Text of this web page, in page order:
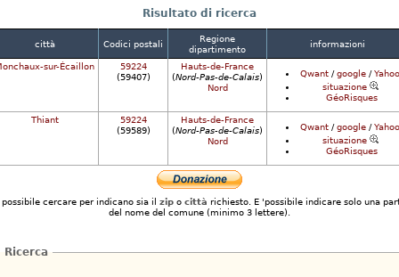
Risultato di ricerca
città Codici postali
Regione
dipartimento
informazioni
sur-Écaillon
59224
(59407)
Hauts-de-France
(Nord-Pas-de-Calais)
Nord
Qwant /google /
situazione
GéoRisques
Thiant
59224
(59589)
Hauts-de-France
(Nord-Pas-de-Calais)
Nord
Qwant /google /
situazione
GéoRisques
possibile cercare per indicano sia il zipo città richiesto. E 'possibile indicare solo una
del nome del comune (minimo 3 lettere).
Ricerca